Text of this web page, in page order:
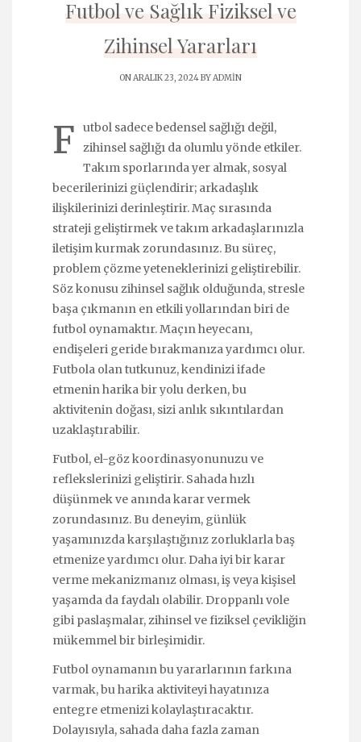
Futbol ve Sağlık Fiziksel ve
Zihinsel Yararları
ON ARALIK 23, 2024 BYADMIN
F
utbol sadece bedensel sağlığı değil,
zihinsel sağlığı da olumlu yönde etkiler.
Takım sporlarında yer almak, sosyal
becerilerinizi güçlendirir; arkadaşlık
ilişkilerinizi derinleştirir. Maç sırasında
strateji geliştirmek ve takım arkadaşlarınızla
iletişim kurmak zorundasınız. Bu süreç,
problem çözme yeteneklerinizi geliştirebilir.
Söz konusu zihinsel sağlık olduğunda, stresle
başa çıkmanın en etkili yollarından biri de
futbol oynamaktır. Maçın heyecanı,
endişeleri geride bırakmanıza yardımcı olur.
Futbola olan tutkunuz, kendinizi ifade
etmenin harika bir yolu derken, bu
aktivitenin doğası, sizi anlık sıkıntılardan
uzaklaştırabilir.
Futbol, el-göz koordinasyonunuzu ve
reflekslerinizi geliştirir. Sahada hızlı
düşünmek ve anında karar vermek
zorundasınız. Bu deneyim, günlük
yaşamınızda karşılaştığınız zorluklarla baş
etmenize yardımcı olur. Daha iyi bir karar
verme mekanizmanız olması, iş veya kişisel
yaşamda da faydalı olabilir. Droppanlı vole
gibi paslaşmalar, zihinsel ve fiziksel çevikliğin
mükemmel bir birleşimidir.
Futbol oynamanın bu yararlarının farkına
varmak, bu harika aktiviteyi hayatınıza
entegre etmenizi kolaylaştıracaktır.
Dolayısıyla, sahada daha fazla zaman